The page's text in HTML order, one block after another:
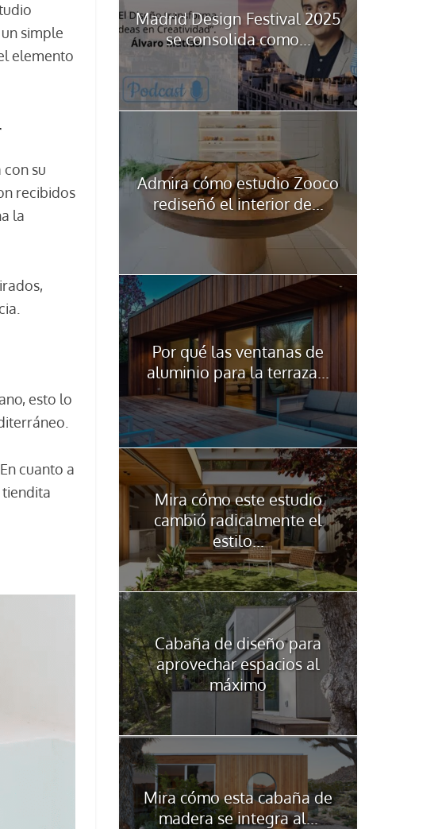
simple
elemento
su
recibidos
la
esto lo
cuanto a
Madrid Design Festival 2025
se consolida como...
Admira cómo estudio Zooco
rediseñó el interior de...
Por qué las ventanas de
aluminio para la terraza...
Mira cómo este estudio
cambió radicalmente el
estilo...
Cabaña de diseño para
aprovechar espacios al
máximo
Mira cómo esta cabaña de
madera se integra al...